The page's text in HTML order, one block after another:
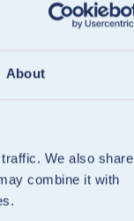
About
We also share
combine it with